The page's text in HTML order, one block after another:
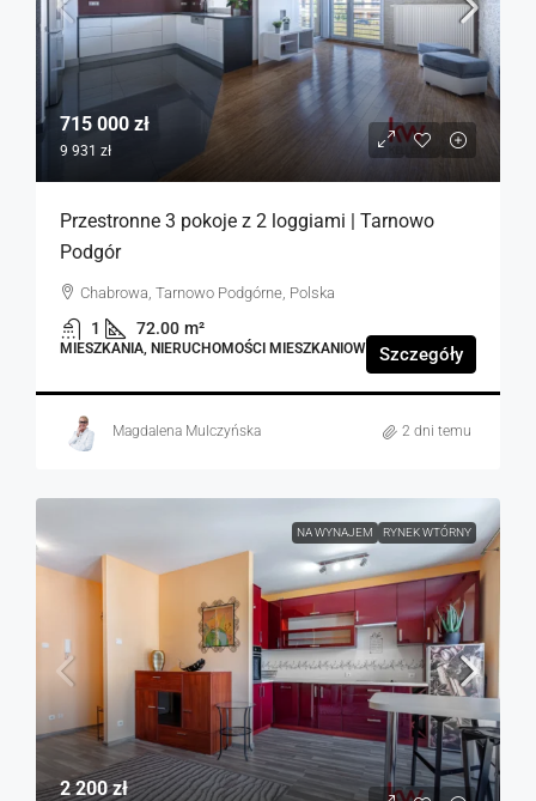
715 000 zł
9 931 zł
Przestronne 3 pokoje z 2 loggiami | Tarnowo
Podgór
Chabrowa, Tarnowo Podgórne, Polska
1 72.00 m²
MIESZKANIA, NIERUCHOMOŚCI MIESZKANIOWE Szczegóły
Magdalena Mulczyńska 2 dni temu
NA WYNAJEM RYNEK WTÓRNY
2 200 zł